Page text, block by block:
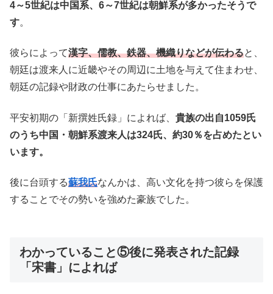
4～5世紀は中国系、6～7世紀は朝鮮系が多かったそうで
す。
彼らによって漢字、儒教、鉄器、機織りなどが伝わると、
朝廷は渡来人に近畿やその周辺に土地を与えて住まわせ、
朝廷の記録や財政の仕事にあたらせました。
平安初期の「新撰姓氏録」によれば、 貴族の出自1059氏
のうち中国・朝鮮系渡来人は324氏、約30％を占めたとい
います。
後に台頭する蘇我氏なんかは、高い文化を持つ彼らを保護
することでその勢いを強めた豪族でした。
わかっていること⑤後に発表された記録
「宋書」によれば